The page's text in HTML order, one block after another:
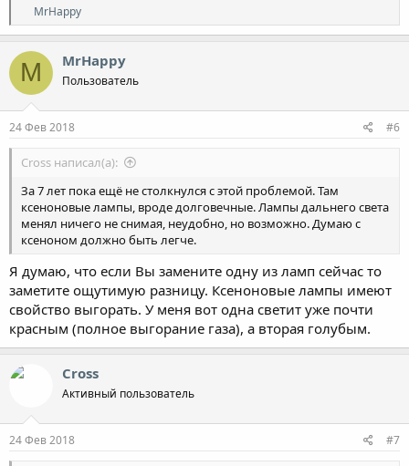
Р
е
а
к
ц
и
и
:
MrHappy
M MrHappy
Пользователь
24 Фев 2018 #6
Cross написал(а):
За 7 лет пока ещё не столкнулся с этой проблемой. Там
ксеноновые лампы, вроде долговечные. Лампы дальнего света
менял ничего не снимая, неудобно, но возможно. Думаю с
ксеноном должно быть легче.
Я думаю, что если Вы замените одну из ламп сейчас то
заметите ощутимую разницу. Ксеноновые лампы имеют
свойство выгорать. У меня вот одна светит уже почти
красным (полное выгорание газа), а вторая голубым.
Cross
Активный пользователь
24 Фев 2018 #7